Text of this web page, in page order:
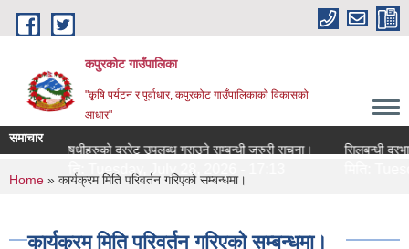
Skip to main content
कपुरकोट गाउँपालिका
"कृषि पर्यटन र पूर्वाधार, कपुरकोट गाउँपालिकाको विकासको
आधार"
समाचार
औषधीहरुको दररेट उपलब्ध गराउने सम्बन्धी जरुरी सूचना।
Tuesday, July 28, 2026 - 17:13
सिलबन्धी दरभाउ
You are here
Home » कार्यक्रम मिति परिवर्तन गरिएको सम्बन्धमा।
कार्यक्रम मिति परिवर्तन गरिएको सम्बन्धमा।